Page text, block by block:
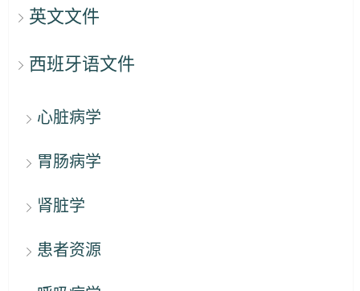
英文文件
西班牙语文件
心脏病学
胃肠病学
肾脏学
患者资源